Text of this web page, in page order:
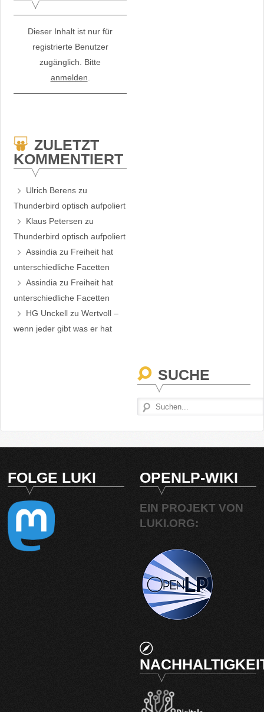
Dieser Inhalt ist nur für
registrierte Benutzer
zugänglich. Bitte
anmelden
ZULETZT
KOMMENTIERT
Ulrich Berens zu
Thunderbird optisch aufpoliert
Klaus Petersen zu
Thunderbird optisch aufpoliert
Assindia zu Freiheit hat
unterschiedliche Facetten
Assindia zu Freiheit hat
unterschiedliche Facetten
HG Unckell zuWertvoll –
wenn jeder gibt was er hat
SUCHE
FOLGE LUKI OPENLP-WIKI
EIN PROJEKT VON
LUKI.ORG: